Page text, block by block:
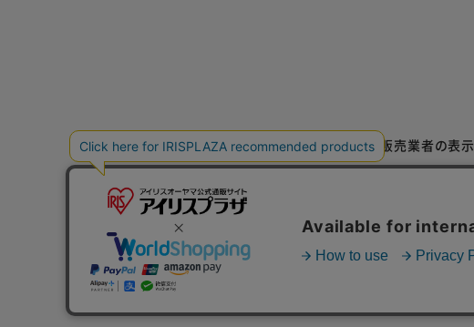
特定商取引法に基づく通信販売業者の表示